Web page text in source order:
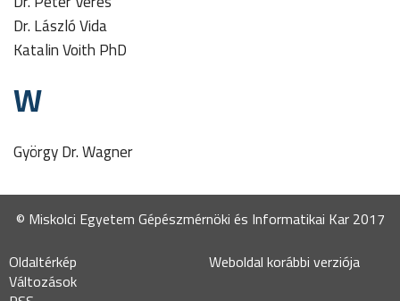
Dr. László Vida
Katalin Voith PhD
W
György Dr. Wagner
© Miskolci Egyetem Gépészmérnöki és Informatikai Kar 2017
Oldaltérkép
Változások
Weboldal korábbi verziója